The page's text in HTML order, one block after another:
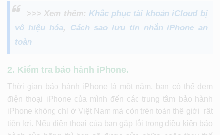
>>> Xem thêm: Khắc phục tài khoản iCloud bị
vô hiệu hóa,
Cách sao lưu tin nhắn iPhone an
toàn
2. Kiểm tra bảo hành iPhone.
Thời gian bảo hành iPhone là một năm, bạn có thể đem
điện thoại iPhone của mình đến các trung tâm bảo hành
iPhone không chỉ ở Việt Nam mà còn trên toàn thế giới rất
tiện lợi. Nếu điện thoại của bạn gặp lỗi trong điều kiện bảo